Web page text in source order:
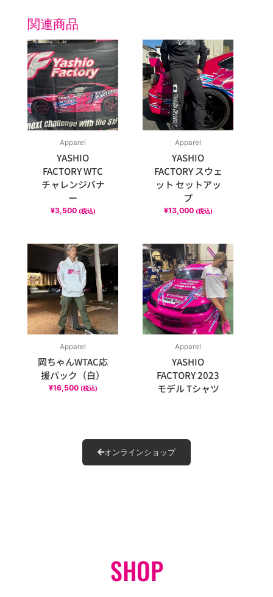
リ
フ
ラ
イ
ト
タ
グ
個
関連商品
Apparel
YASHIO
FACTORY WTC
チャレンジバナ
ー
¥3,500 (税込)
Apparel
YASHIO
FACTORY スウェ
ット セットアッ
プ
¥13,000 (税込)
Apparel
岡ちゃんWTAC応
援パック（白）
¥16,500 (税込)
Apparel
YASHIO
FACTORY 2023
モデル Tシャツ
オンラインショップ
SHOP